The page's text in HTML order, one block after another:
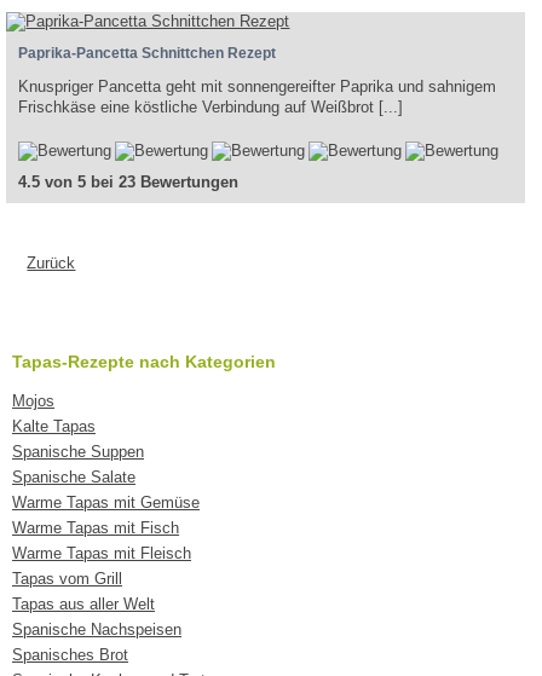
Paprika-Pancetta Schnittchen Rezept
Knuspriger Pancetta geht mit sonnengereifter Paprika und sahnigem
Frischkäse eine köstliche Verbindung auf Weißbrot [...]
4.5 von 5 bei 23 Bewertungen
Zurück
Tapas-Rezepte nach Kategorien
Mojos
Kalte Tapas
Spanische Suppen
Spanische Salate
Warme Tapas mit Gemüse
Warme Tapas mit Fisch
Warme Tapas mit Fleisch
Tapas vom Grill
Tapas aus aller Welt
Spanische Nachspeisen
Spanisches Brot